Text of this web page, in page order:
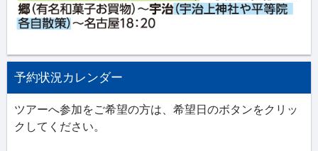
予約状況カレンダー
ツアーへ参加をご希望の方は、希望日のボタンをクリッ
クしてください。